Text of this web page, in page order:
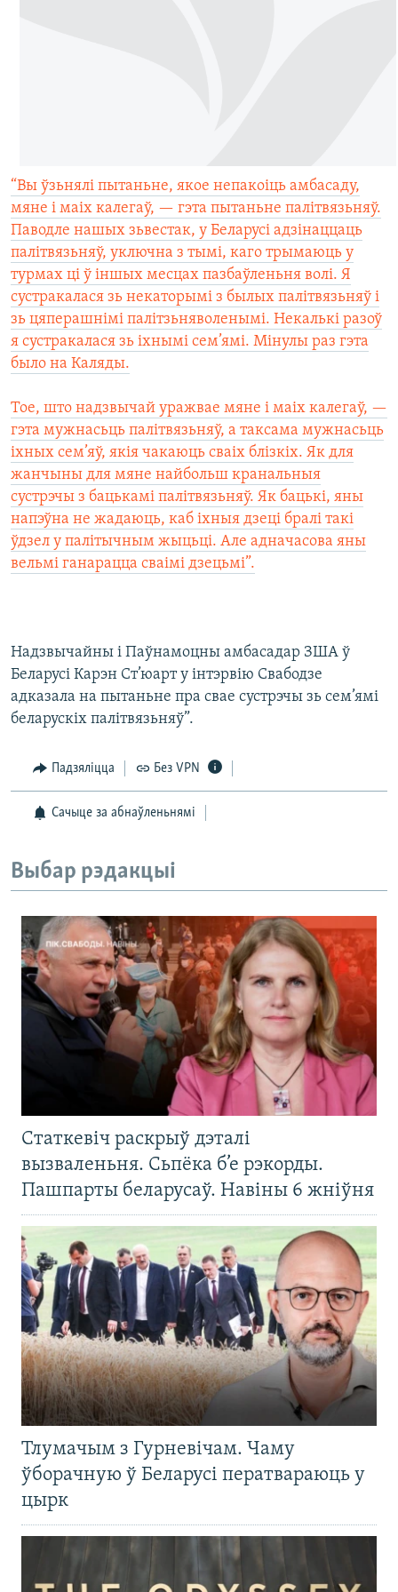
“Вы ўзьнялі пытаньне, якое непакоіць амбасаду,
мяне і маіх калегаў, — гэта пытаньне палітвязьняў.
Паводле нашых зьвестак, у Беларусі адзінаццаць
палітвязьняў, уключна з тымі, каго трымаюць у
турмах ці ў іншых месцах пазбаўленьня волі. Я
сустракалася зь некаторымі з былых палітвязьняў і
зь цяперашнімі палітзьняволенымі. Некалькі разоў
я сустракалася зь іхнымі сем’ямі. Мінулы раз гэта
было на Каляды.
Тое, што надзвычай уражвае мяне і маіх калегаў, —
гэта мужнасьць палітвязьняў, а таксама мужнасьць
іхных сем’яў, якія чакаюць сваіх блізкіх. Як для
жанчыны для мяне найбольш кранальныя
сустрэчы з бацькамі палітвязьняў. Як бацькі, яны
напэўна не жадаюць, каб іхныя дзеці бралі такі
ўдзел у палітычным жыцьці. Але адначасова яны
вельмі ганарацца сваімі дзецьмі”.
Надзвычайны і Паўнамоцны амбасадар ЗША ў
Беларусі Карэн Ст’юарт у інтэрвію Свабодзе
адказала на пытаньне пра свае сустрэчы зь сем’ямі
беларускіх палітвязьняў”.
Падзяліцца Без VPN
Сачыце за абнаўленьнямі
Выбар рэдакцыі
Статкевіч раскрыў дэталі
вызваленьня. Сьпёка б’е рэкорды.
Пашпарты беларусаў. Навіны 6 жніўня
Тлумачым з Гурневічам. Чаму
ўборачную ў Беларусі ператвараюць у
цырк